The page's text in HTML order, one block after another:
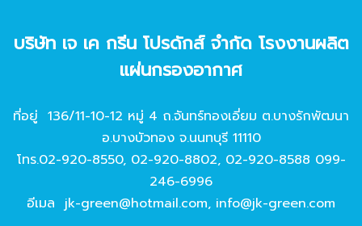
บริษัท เจ เค กรีน โปรดักส์ จํากัด โรงงานผลิต
แผ่นกรองอากาศ
ที่อยู่ 136/11-10-12 หมู่ 4 ถ.จันทร์ทองเอี่ยม ต.บางรักพัฒนา
อ.บางบัวทอง จ.นนทบุรี 11110
โทร.02-920-8550, 02-920-8802, 02-920-8588 099-
246-6996
อีเมล jk-green@hotmail.com, info@jk-green.com